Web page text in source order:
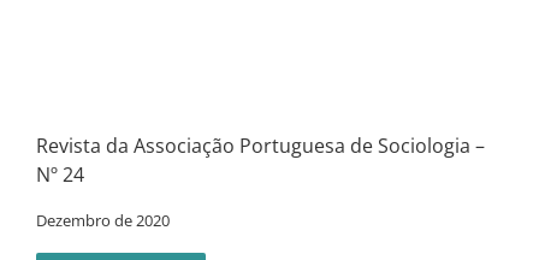
Revista da Associação Portuguesa de Sociologia –
Nº 24
Dezembro de 2020